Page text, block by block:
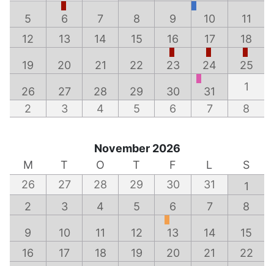
5 6 7 8 9 10
11
12
13 14 15 16 17 18
19 20 21 22 23 24 25
26 27 28 29 30 31
1
2
3 4 5 6 7 8
November 2026
M
T O T F L
S
26
27 28 29 30 31
1
2
3 4 5 6 7 8
9 10 11 12 13 14
15
16
17 18 19 20 21
22